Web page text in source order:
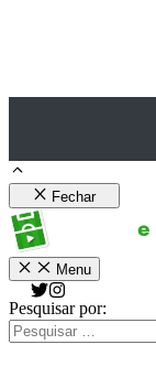
Fechar
Menu
Pesquisar por: